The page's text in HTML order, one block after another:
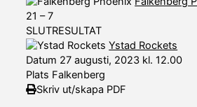
21 – 7
SLUTRESULTAT
Ystad Rockets
Datum 27 augusti, 2023 kl. 12.00
Plats Falkenberg
Skriv ut/skapa PDF